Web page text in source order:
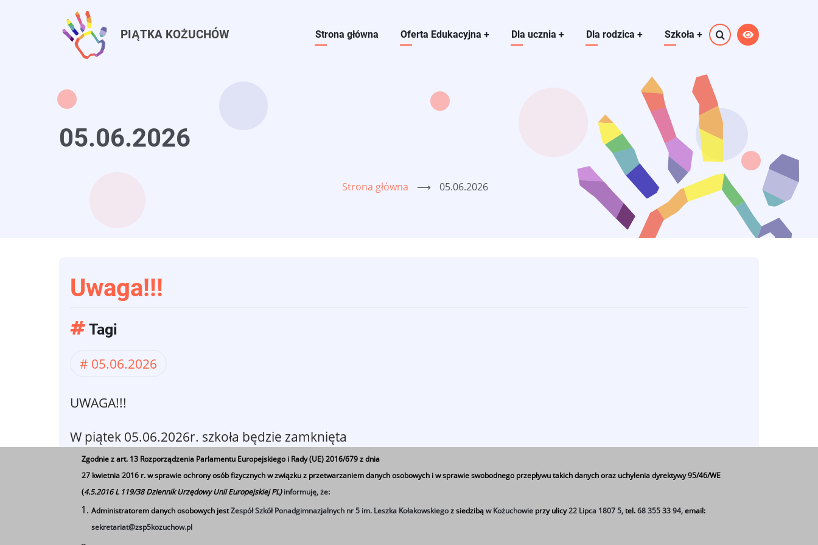
PIĄTKA KOŻUCHÓW Main navigation
Strona główna Oferta Edukacyjna + Dla ucznia + Dla rodzica + Szkoła +
05.06.2026
Strona główna ⟶ 05.06.2026
Uwaga!!!
Tagi
05.06.2026
UWAGA!!!
W piątek 05.06.2026r. szkoła będzie zamknięta
Zgodnie z art. 13 Rozporządzenia Parlamentu Europejskiego i Rady (UE) 2016/679 z dnia
27 kwietnia 2016 r. w sprawie ochrony osób fizycznych w związku z przetwarzaniem danych osobowych i w sprawie swobodnego przepływu takich danych oraz uchylenia dyrektywy 95/46/WE
(4.5.2016 L 119/38 Dziennik Urzędowy Unii Europejskiej PL)informuję, że:
Administratorem danych osobowych jestZespół Szkół Ponadgimnazjalnych nr 5 im. Leszka Kołakowskiegoz siedzibąw Kożuchowie przy ulicy22 Lipca 1807 5,tel.68 355 33 94,email:
sekretariat@zsp5kozuchow.pl